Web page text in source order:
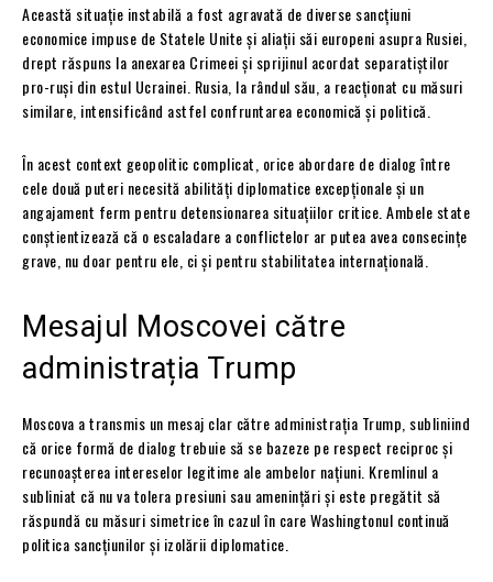
Această situație instabilă a fost agravată de diverse sancțiuni
economice impuse de Statele Unite și aliații săi europeni asupra Rusiei,
drept răspuns la anexarea Crimeei și sprijinul acordat separatiștilor
pro-ruși din estul Ucrainei. Rusia, la rândul său, a reacționat cu măsuri
similare, intensificând astfel confruntarea economică și politică.
În acest context geopolitic complicat, orice abordare de dialog între
cele două puteri necesită abilități diplomatice excepționale și un
angajament ferm pentru detensionarea situațiilor critice. Ambele state
conștientizează că o escaladare a conflictelor ar putea avea consecințe
grave, nu doar pentru ele, ci și pentru stabilitatea internațională.
Mesajul Moscovei către
administrația Trump
Moscova a transmis un mesaj clar către administrația Trump, subliniind
că orice formă de dialog trebuie să se bazeze pe respect reciproc și
recunoașterea intereselor legitime ale ambelor națiuni. Kremlinul a
subliniat că nu va tolera presiuni sau amenințări și este pregătit să
răspundă cu măsuri simetrice în cazul în care Washingtonul continuă
politica sancțiunilor și izolării diplomatice.